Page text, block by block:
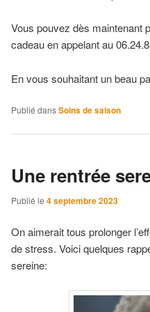
Vous pouvez dès maintenant
cadeau en appelant au
En vous souhaitant un beau
Publié dansSoins de saison
Une rentrée
Publié le 4 septembre 2023
On aimerait tous prolonger
de stress. Voici quelques
sereine: